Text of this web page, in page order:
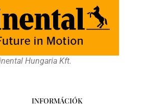
Hungaria Kft.
INFORMÁCIÓK